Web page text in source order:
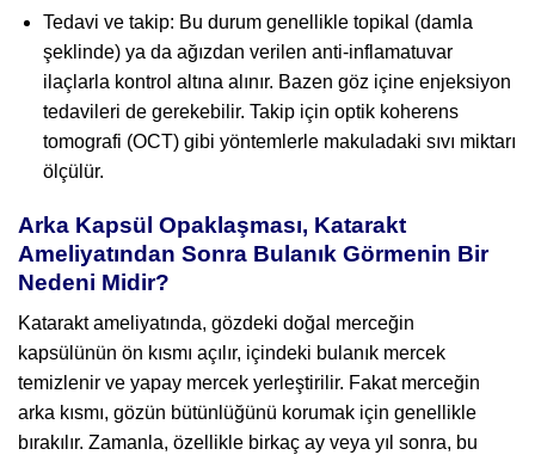
Tedavi ve takip: Bu durum genellikle topikal (damla
şeklinde) ya da ağızdan verilen anti-inflamatuvar
ilaçlarla kontrol altına alınır. Bazen göz içine enjeksiyon
tedavileri de gerekebilir. Takip için optik koherens
tomografi (OCT) gibi yöntemlerle makuladaki sıvı miktarı
ölçülür.
Arka Kapsül Opaklaşması, Katarakt
Ameliyatından Sonra Bulanık Görmenin Bir
Nedeni Midir?
Katarakt ameliyatında, gözdeki doğal merceğin
kapsülünün ön kısmı açılır, içindeki bulanık mercek
temizlenir ve yapay mercek yerleştirilir. Fakat merceğin
arka kısmı, gözün bütünlüğünü korumak için genellikle
bırakılır. Zamanla, özellikle birkaç ay veya yıl sonra, bu